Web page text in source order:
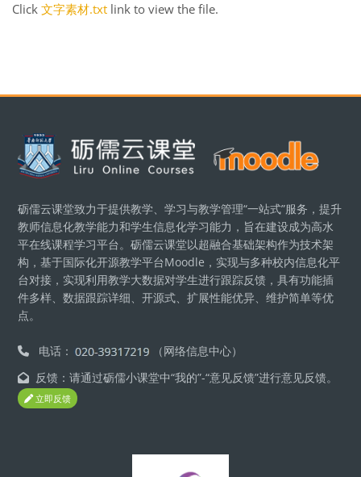
Click 文字素材.txt link to view the file.
Blocks
砺儒云课堂致力于提供教学、学习与教学管理“一站式”服务，提升
教师信息化教学能力和学生信息化学习能力，旨在建设成为高水
平在线课程学习平台。砺儒云课堂以超融合基础架构作为技术架
构，基于国际化开源教学平台Moodle，实现与多种校内信息化平
台对接，实现利用教学大数据对学生进行跟踪反馈，具有功能插
件多样、数据跟踪详细、开源式、扩展性能优异、维护简单等优
点。
电话：
（网络信息中心）
反馈：请通过砺儒小课堂中“我的”-“意见反馈”进行意见反馈。
立即反馈